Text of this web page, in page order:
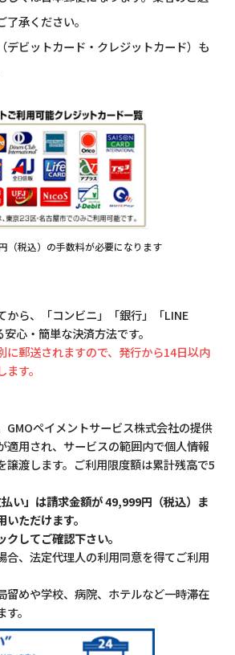
承ください。
デビットカード・クレジットカード）も
（税込）の手数料が必要になります
から、「コンビニ」「銀行」「LINE
心・簡単な決済方法です。
に郵送されますので、発行から14日以内
す。
GMOペイメントサービス株式会社の提供
適用され、サービスの範囲内で個人情報
譲渡します。ご利用限度額は累計残高で5
払い」は請求金額が 49,999円（税込）ま
ただけます。
してご確認下さい。
合、法定代理人の利用同意を得てご利用
留めや学校、病院、ホテルなど一時滞在
。